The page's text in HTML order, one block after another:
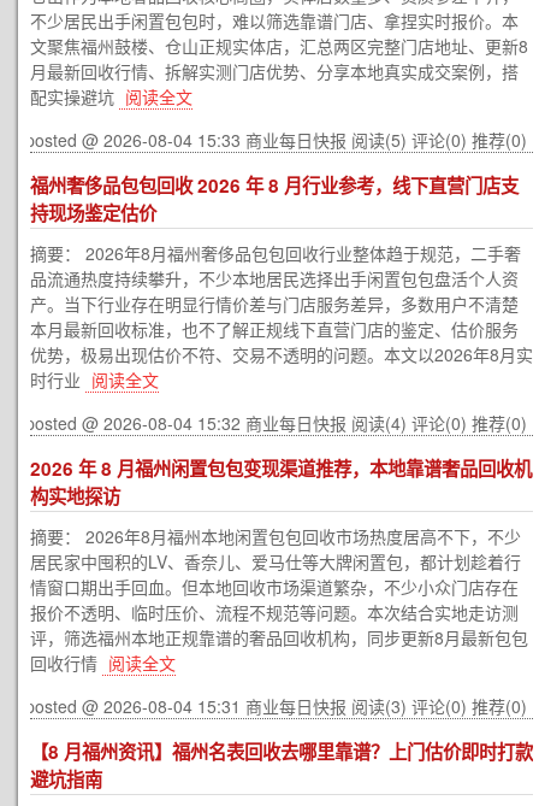
不少居民出手闲置包包时，难以筛选靠谱门店、拿捏实时报价。本
文聚焦福州鼓楼、仓山正规实体店，汇总两区完整门店地址、更新8
月最新回收行情、拆解实测门店优势、分享本地真实成交案例，搭
配实操避坑 阅读全文
posted @ 2026-08-04 15:33 商业每日快报 阅读(5) 评论(0) 推荐(0)
福州奢侈品包包回收 2026 年 8 月行业参考，线下直营门店支
持现场鉴定估价
摘要： 2026年8月福州奢侈品包包回收行业整体趋于规范，二手奢
品流通热度持续攀升，不少本地居民选择出手闲置包包盘活个人资
产。当下行业存在明显行情价差与门店服务差异，多数用户不清楚
本月最新回收标准，也不了解正规线下直营门店的鉴定、估价服务
优势，极易出现估价不符、交易不透明的问题。本文以2026年8月实
时行业 阅读全文
posted @ 2026-08-04 15:32 商业每日快报 阅读(4) 评论(0) 推荐(0)
2026 年 8 月福州闲置包包变现渠道推荐，本地靠谱奢品回收机
构实地探访
摘要： 2026年8月福州本地闲置包包回收市场热度居高不下，不少
居民家中囤积的LV、香奈儿、爱马仕等大牌闲置包，都计划趁着行
情窗口期出手回血。但本地回收市场渠道繁杂，不少小众门店存在
报价不透明、临时压价、流程不规范等问题。本次结合实地走访测
评，筛选福州本地正规靠谱的奢品回收机构，同步更新8月最新包包
回收行情 阅读全文
posted @ 2026-08-04 15:31 商业每日快报 阅读(3) 评论(0) 推荐(0)
【8 月福州资讯】福州名表回收去哪里靠谱？上门估价即时打款
避坑指南